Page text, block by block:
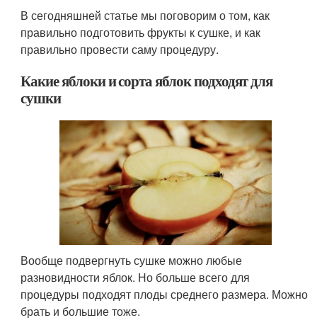
В сегодняшней статье мы поговорим о том, как
правильно подготовить фрукты к сушке, и как
правильно провести саму процедуру.
Какие яблоки и сорта яблок подходят для
сушки
Вообще подвергнуть сушке можно любые
разновидности яблок. Но больше всего для
процедуры подходят плоды среднего размера. Можно
брать и большие тоже.